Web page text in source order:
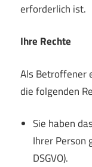
erforderlich ist.
Ihre Rechte
Als Betroffener
die folgenden
Sie haben
Ihrer Person
DSGVO).